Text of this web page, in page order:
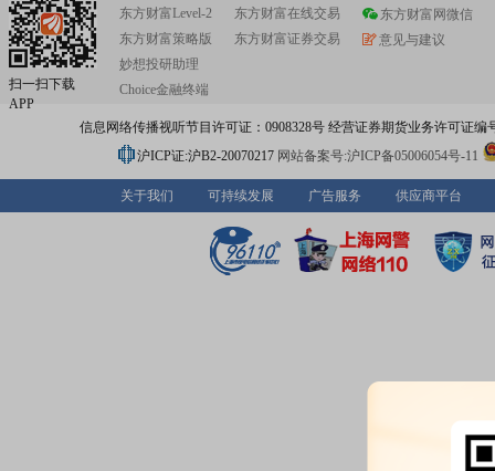
扫一扫下载
APP
东方财富Level-2
东方财富策略版
妙想投研助理
Choice金融终端
东方财富在线交易
东方财富证券交易
东方财富网微信
意见与建议
信息网络传播视听节目许可证：0908328号 经营证券期货业务许可证编
沪ICP证:沪B2-20070217 网站备案号:沪ICP备05006054号-11
关于我们 可持续发展 广告服务 供应商平台